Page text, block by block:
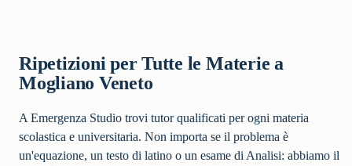
Ripetizioni per Tutte le Materie a
Mogliano Veneto
A Emergenza Studio trovi tutor qualificati per ogni materia
scolastica e universitaria. Non importa se il problema è
un'equazione, un testo di latino o un esame di Analisi: abbiamo il